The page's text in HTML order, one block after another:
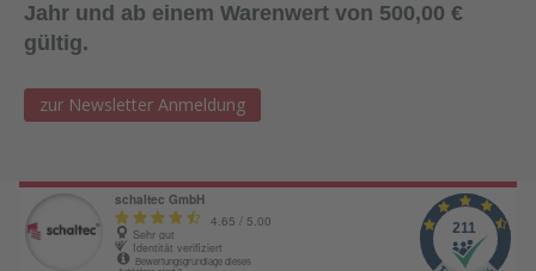
Jahr und ab einem Warenwert von 500,00 €
gültig.
zur Newsletter Anmeldung